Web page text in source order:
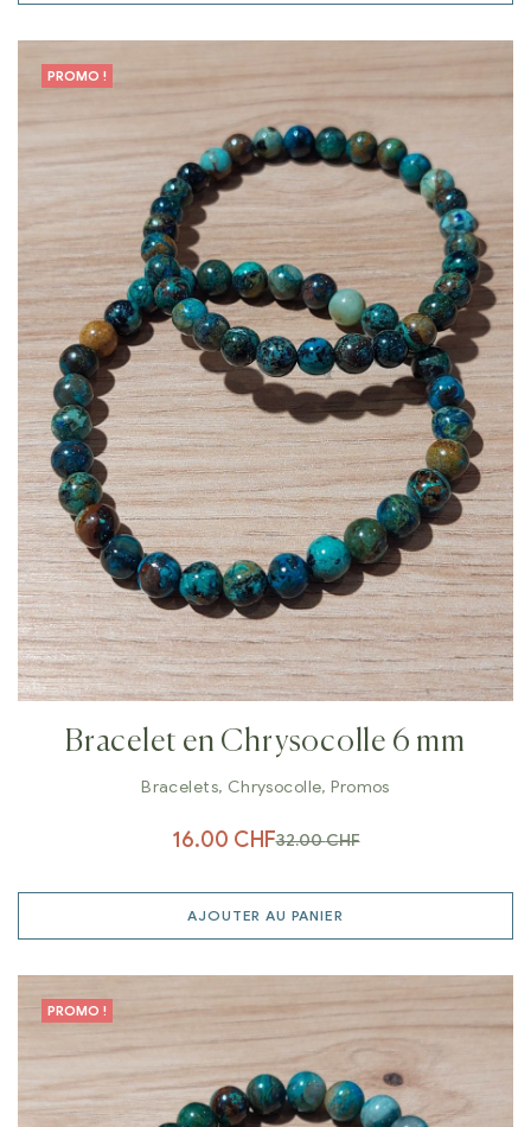
PROMO !
Bracelet en Chrysocolle 6 mm
Bracelets, Chrysocolle,Promos
32.00CHF
16.00 CHF
AJOUTER AU PANIER
PROMO !